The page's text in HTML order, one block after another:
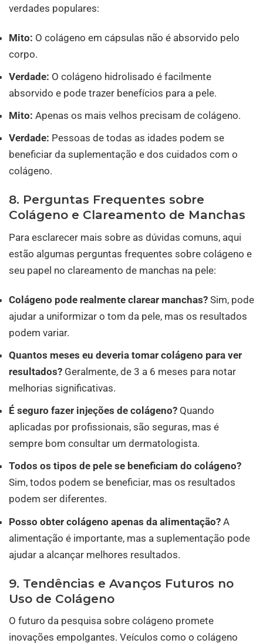
verdades populares:
Mito: O colágeno em cápsulas não é absorvido pelo
corpo.
Verdade: O colágeno hidrolisado é facilmente
absorvido e pode trazer benefícios para a pele.
Mito: Apenas os mais velhos precisam de colágeno.
Verdade: Pessoas de todas as idades podem se
beneficiar da suplementação e dos cuidados com o
colágeno.
8. Perguntas Frequentes sobre
Colágeno e Clareamento de Manchas
Para esclarecer mais sobre as dúvidas comuns, aqui
estão algumas perguntas frequentes sobre colágeno e
seu papel no clareamento de manchas na pele:
Colágeno pode realmente clarear manchas? Sim, pode
ajudar a uniformizar o tom da pele, mas os resultados
podem variar.
Quantos meses eu deveria tomar colágeno para ver
resultados? Geralmente, de 3 a 6 meses para notar
melhorias significativas.
É seguro fazer injeções de colágeno? Quando
aplicadas por profissionais, são seguras, mas é
sempre bom consultar um dermatologista.
Todos os tipos de pele se beneficiam do colágeno?
Sim, todos podem se beneficiar, mas os resultados
podem ser diferentes.
Posso obter colágeno apenas da alimentação? A
alimentação é importante, mas a suplementação pode
ajudar a alcançar melhores resultados.
9. Tendências e Avanços Futuros no
Uso de Colágeno
O futuro da pesquisa sobre colágeno promete
inovações empolgantes. Veículos como o colágeno